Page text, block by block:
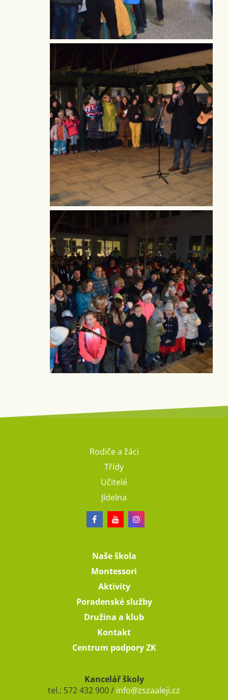
Rodiče a žáci
Třídy
Učitelé
Jídelna
Naše škola
Montessori
Aktivity
Poradenské služby
Družina a klub
Kontakt
Centrum podpory ZK
Kancelář školy
tel.: 572 432 900 / info@zszaaleji.cz